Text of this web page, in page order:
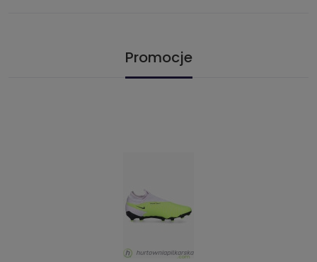
Promocje